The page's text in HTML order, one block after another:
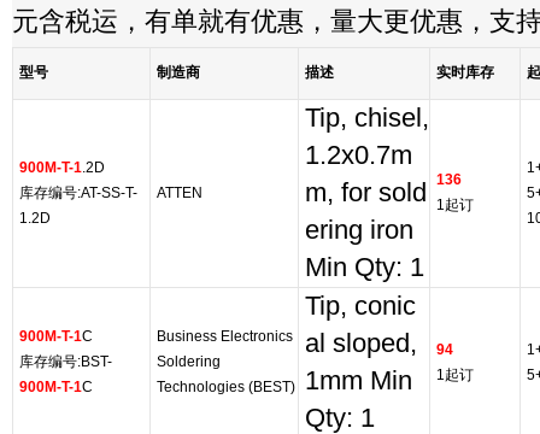
元含税运，有单就有优惠，量大更优惠，支
型号 制造商 描述 实时库存
900M-T-1.2D
库存编号:AT-SS-T-
1.2D
ATTEN
Tip, chisel,
1.2x0.7m
m, for sold
ering iron
Min Qty: 1
136
1起订
900M-T-1C
库存编号:BST-
900M-T-1C
Business Electronics
Soldering
Technologies (BEST)
Tip, conic
al sloped,
1mm Min
Qty: 1
94
1起订